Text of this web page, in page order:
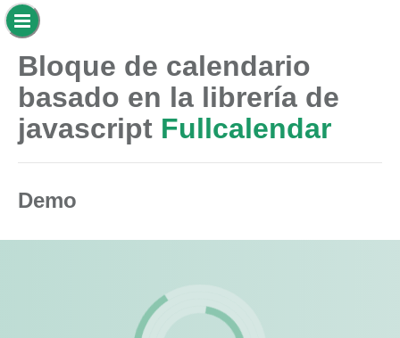
Bloque de calendario
basado en la librería de
javascript Fullcalendar
Demo